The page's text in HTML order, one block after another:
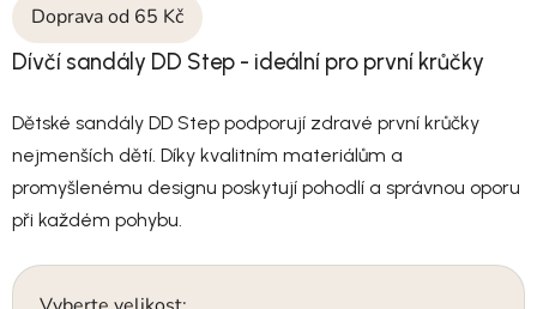
Doprava od 65 Kč
Dívčí sandály DD Step - ideální pro první krůčky
Dětské sandály DD Step podporují zdravé první krůčky
nejmenších dětí. Díky kvalitním materiálům a
promyšlenému designu poskytují pohodlí a správnou oporu
při každém pohybu.